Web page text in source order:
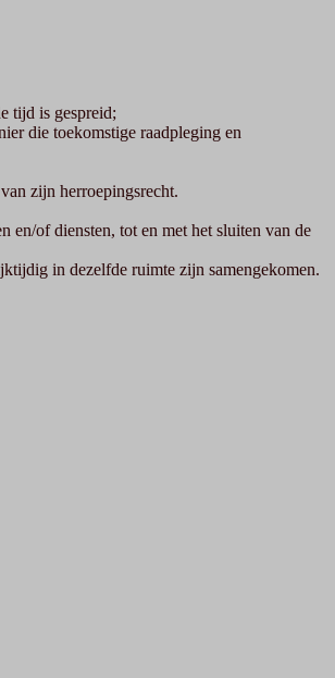
tijd is gespreid;
die toekomstige raadpleging en
zijn herroepingsrecht.
en/of diensten, tot en met het sluiten van de
in dezelfde ruimte zijn samengekomen.